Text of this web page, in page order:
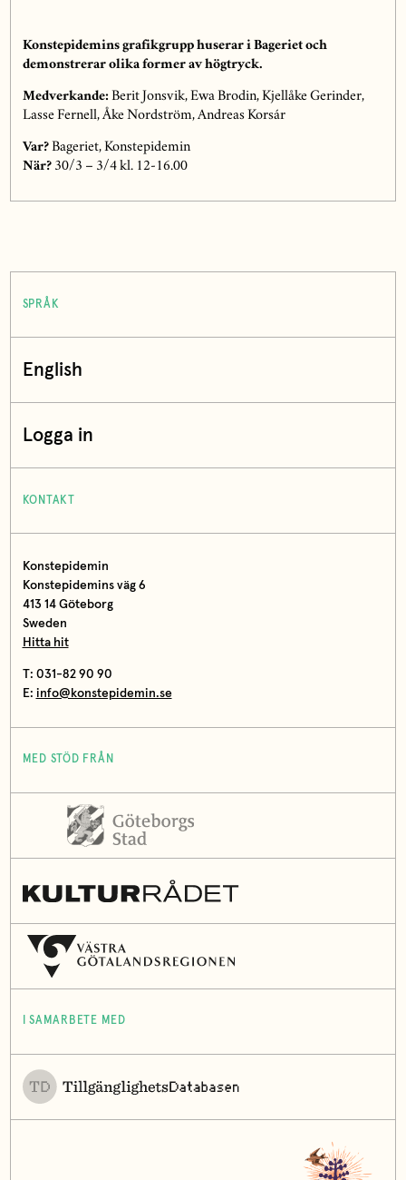
Konstepidemins grafikgrupp huserar i Bageriet och
demonstrerar olika former av högtryck.
Medverkande:Berit Jonsvik, Ewa Brodin, Kjellåke Gerinder,
Lasse Fernell, Åke Nordström, Andreas Korsár
Var?Bageriet, Konstepidemin
När? 30/3 – 3/4 kl. 12-16.00
SPRÅK
English
Logga in
KONTAKT
Konstepidemin
Konstepidemins väg 6
413 14 Göteborg
Sweden
Hitta hit
T: 031-82 90 90
E: info@konstepidemin.se
MED STÖD FRÅN
I SAMARBETE MED